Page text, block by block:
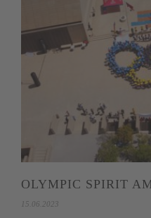
OLYMPIC SPIRIT
15.06.2023